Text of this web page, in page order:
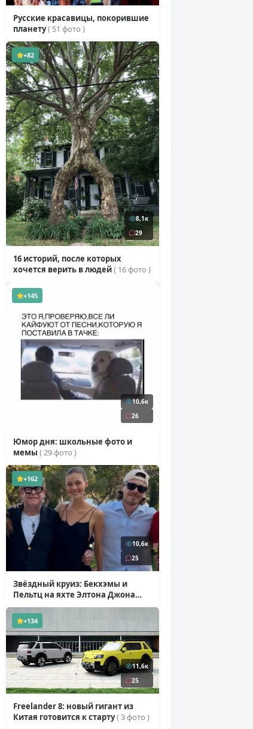
Русские красавицы, покорившие
планету( 51 фото )
+82
8,1к
29
16 историй, после которых
хочется верить в людей( 16 фото )
+145
10,6к
26
Юмор дня: школьные фото и
мемы ( 29 фото )
+162
10,6к
25
Звёздный круиз: Бекхэмы и
Пельтц на яхте Элтона Джона
( 12 фото )
+134
11,6к
25
Freelander 8: новый гигант из
Китая готовится к старту( 3 фото )